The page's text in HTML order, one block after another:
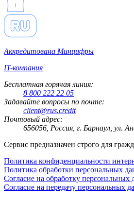
Аккредитована Минцифры
IT-компания
Бесплатная горячая линия:
8 800 222 22 05
Задавайте вопросы по почте:
client@rus.credit
Почтовый адрес:
656056, Россия, г. Барнаул, ул.
Сервис предназначен строго для
Политика конфиденциальности
Политика обработки персональных
Согласие на обработку персональных
Согласие на передачу персональных